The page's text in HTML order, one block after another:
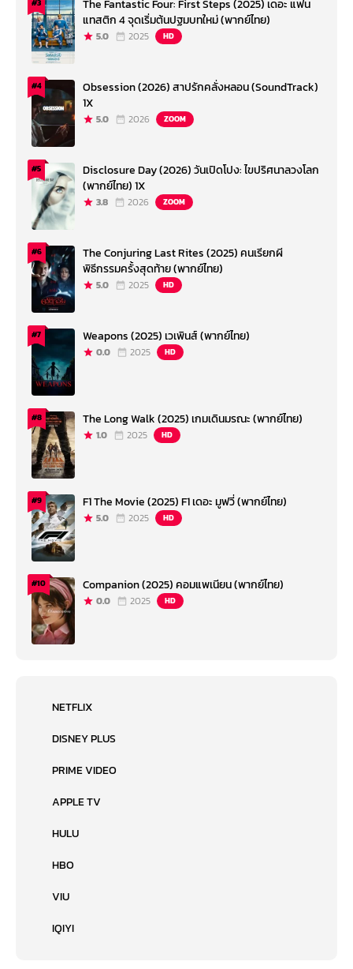
#3
The Fantastic Four: First Steps (2025) เดอะ แฟน
แทสติก 4 จุดเริ่มต้นปฐมบทใหม่ (พากย์ไทย)
5.0 2025 HD
#4
Obsession (2026) สาปรักคลั่งหลอน (SoundTrack)
1X
5.0 2026 ZOOM
#5
Disclosure Day (2026) วันเปิดโปง: ไขปริศนาลวงโลก
(พากย์ไทย) 1X
3.8 2026 ZOOM
#6
The Conjuring Last Rites (2025) คนเรียกผี
พิธีกรรมครั้งสุดท้าย (พากย์ไทย)
5.0 2025 HD
#7 Weapons (2025) เวเพินส์ (พากย์ไทย)
0.0 2025 HD
#8 The Long Walk (2025) เกมเดินมรณะ (พากย์ไทย)
1.0 2025 HD
#9 F1 The Movie (2025) F1 เดอะ มูฟวี่ (พากย์ไทย)
5.0 2025 HD
#10 Companion (2025) คอมแพเนียน (พากย์ไทย)
0.0 2025 HD
NETFLIX
DISNEY PLUS
PRIME VIDEO
APPLE TV
HULU
HBO
VIU
IQIYI